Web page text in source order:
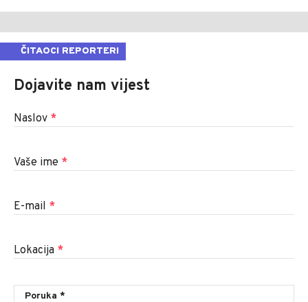
ČITAOCI REPORTERI
Dojavite nam vijest
Naslov *
Vaše ime *
E-mail *
Lokacija *